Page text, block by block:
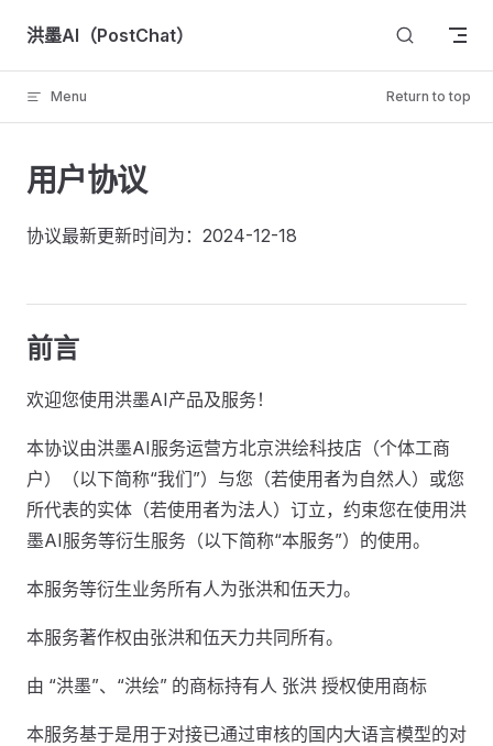
Skip to content
洪墨AI（PostChat）
Menu Return to top
用户协议
协议最新更新时间为：2024-12-18
前言
欢迎您使用洪墨AI产品及服务！
本协议由洪墨AI服务运营方北京洪绘科技店（个体工商
户）（以下简称“我们”）与您（若使用者为自然人）或您
所代表的实体（若使用者为法人）订立，约束您在使用洪
墨AI服务等衍生服务（以下简称“本服务”）的使用。
本服务等衍生业务所有人为张洪和伍天力。
本服务著作权由张洪和伍天力共同所有。
由 “洪墨”、“洪绘” 的商标持有人 张洪 授权使用商标
本服务基于是用于对接已通过审核的国内大语言模型的对